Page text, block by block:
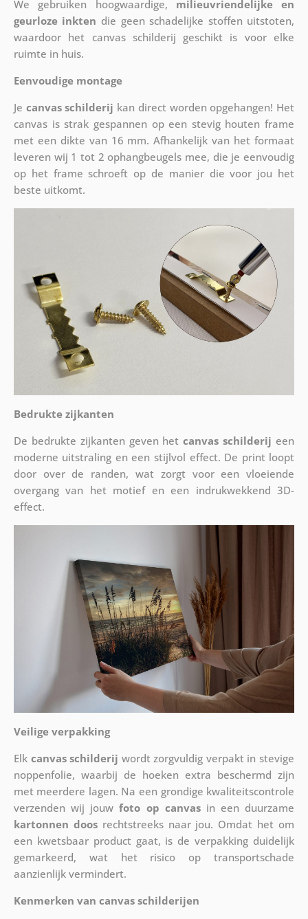
We gebruiken hoogwaardige, milieuvriendelijke en
geurloze inkten die geen schadelijke stoffen uitstoten,
waardoor het canvas schilderij geschikt is voor elke
ruimte in huis.
Eenvoudige montage
Je canvas schilderij kan direct worden opgehangen! Het
canvas is strak gespannen op een stevig houten frame
met een dikte van 16 mm. Afhankelijk van het formaat
leveren wij 1 tot 2 ophangbeugels mee, die je eenvoudig
op het frame schroeft op de manier die voor jou het
beste uitkomt.
Bedrukte zijkanten
De bedrukte zijkanten geven hetcanvas schilderij een
moderne uitstraling en een stijlvol effect. De print loopt
door over de randen, wat zorgt voor een vloeiende
overgang van het motief en een indrukwekkend 3D-
effect.
Veilige verpakking
Elk canvas schilderij wordt zorgvuldig verpakt in stevige
noppenfolie, waarbij de hoeken extra beschermd zijn
met meerdere lagen. Na een grondige kwaliteitscontrole
verzenden wij jouwfoto op canvasin een duurzame
kartonnen doosrechtstreeks naar jou. Omdat het om
een kwetsbaar product gaat, is de verpakking duidelijk
gemarkeerd, wat het risico op transportschade
aanzienlijk vermindert.
Kenmerken van canvas schilderijen